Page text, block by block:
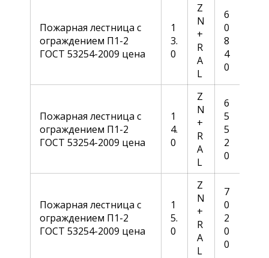
Пожарная лестница с
ограждением П1-2
ГОСТ 53254-2009 цена
1
3.
0
Z
N
+
R
A
L
6
0
8
4
0
Пожарная лестница с
ограждением П1-2
ГОСТ 53254-2009 цена
1
4.
0
Z
N
+
R
A
L
6
5
5
2
0
Пожарная лестница с
ограждением П1-2
ГОСТ 53254-2009 цена
1
5.
0
Z
N
+
R
A
L
7
0
2
0
0